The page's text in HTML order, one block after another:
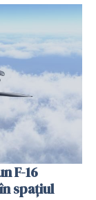
F-16
spațiul